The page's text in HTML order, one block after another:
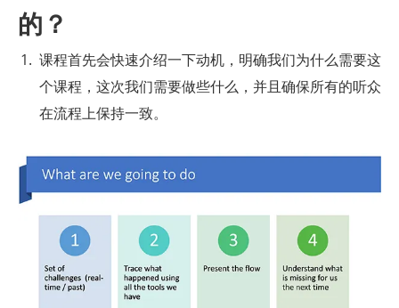
的？
课程首先会快速介绍一下动机，明确我们为什么需要这
个课程，这次我们需要做些什么，并且确保所有的听众
在流程上保持一致。